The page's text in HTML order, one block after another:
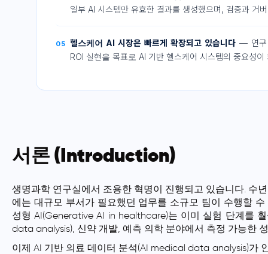
일부 AI 시스템만 유효한 결과를 생성했으며, 검증과 거
05 헬스케어 AI 시장은 빠르게 확장되고 있습니다 — 연구
ROI 실현을 목표로 AI 기반 헬스케어 시스템의 중요성이
서론 (Introduction)
생명과학 연구실에서 조용한 혁명이 진행되고 있습니다. 수
에는 대규모 부서가 필요했던 업무를 소규모 팀이 수행할
성형 AI(Generative AI in healthcare)는 이미 실험 단계를
data analysis), 신약 개발, 예측 의학 분야에서 측정 가능한
이제 AI 기반 의료 데이터 분석(AI medical data analysis)가